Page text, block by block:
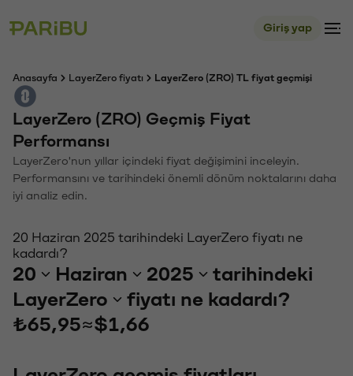
Giriş yap
Anasayfa LayerZero fiyatı LayerZero (ZRO) TL fiyat geçmişi
LayerZero (ZRO) Geçmiş Fiyat
Performansı
LayerZero'nun yıllar içindeki fiyat değişimini inceleyin.
Performansını ve tarihindeki önemli dönüm noktalarını daha
iyi analiz edin.
20 Haziran 2025 tarihindeki LayerZero fiyatı ne
kadardı?
20 Haziran 2025
tarihindeki
LayerZero
fiyatı ne kadardı?
₺65,95≈$1,66